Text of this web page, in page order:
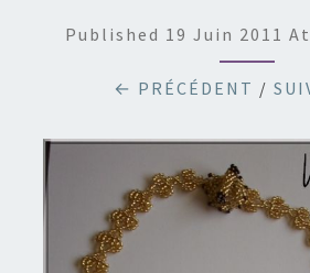
Published 19 Juin 2011 At
← PRÉCÉDENT /